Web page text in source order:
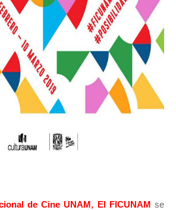
de Cine UNAM, El FICUNAM se